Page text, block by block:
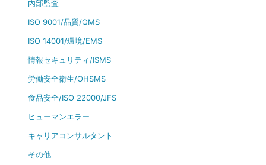
内部監査
ISO 9001/品質/QMS
ISO 14001/環境/EMS
情報セキュリティ/ISMS
労働安全衛生/OHSMS
食品安全/ISO 22000/JFS
ヒューマンエラー
キャリアコンサルタント
その他